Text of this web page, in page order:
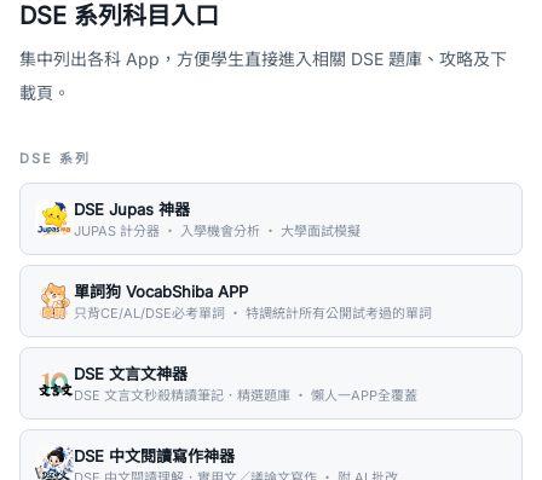
DSE 系列科目入口
集中列出各科 App，方便學生直接進入相關 DSE 題庫、攻略及下
載頁。
DSE 系列
DSE Jupas 神器
JUPAS 計分器 ・ 入學機會分析 ・ 大學面試模擬
單詞狗 VocabShiba APP
只背CE/AL/DSE必考單詞 ・ 特調統計所有公開試考過的單詞
DSE 文言文神器
DSE 文言文秒殺精讀筆記．精選題庫 ・ 懶人一APP全覆蓋
DSE 中文閱讀寫作神器